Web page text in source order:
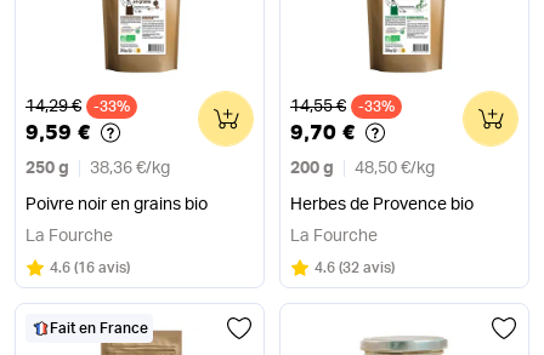
Ancien prix
14,29 € -33%
9,59 €
250 g 38,36 €/ kg
Poivre noir en grains bio
0
La Fourche
Note
4.6 sur 5
(16 avis)
Ancien prix
14,55 € -33%
9,70 €
200 g 48,50 €/ kg
Herbes de Provence bio
0
La Fourche
Note
4.6 sur 5
(32 avis)
Fait en France